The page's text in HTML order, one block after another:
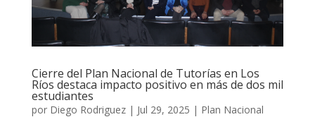
Cierre del Plan Nacional de Tutorías en Los
Ríos destaca impacto positivo en más de dos mil
estudiantes
por Diego Rodriguez| Jul 29, 2025 | Plan Nacional